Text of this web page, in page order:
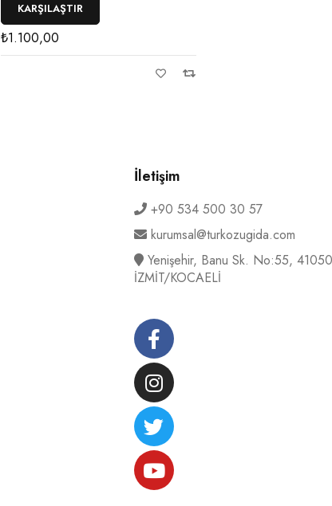
KARŞILAŞTIR
₺1.100,00
İletişim
+90 534 500 30 57
kurumsal@turkozugida.com
Yenişehir, Banu Sk. No:55, 41050
İZMİT/KOCAELİ